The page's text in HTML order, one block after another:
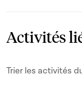
Activités
Trier les activités